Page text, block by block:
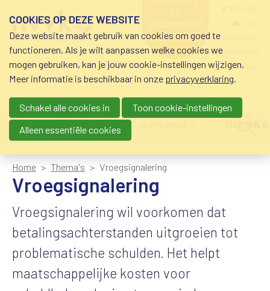
schuldhulp • sociaal
krediet • budgetbeheer •
beschermingsbewind
0800-8115.nl
nvvk-leden
Main navigation
nieuws agenda
Home Thema's Vroegsignalering
Vroegsignalering
Vroegsignalering wil voorkomen dat
betalingsachterstanden uitgroeien tot
problematische schulden. Het helpt
maatschappelijke kosten voor
COOKIES OP DEZE WEBSITE
Deze website maakt gebruik van cookies om goed te
functioneren. Als je wilt aanpassen welke cookies we
mogen gebruiken, kan je jouw cookie-instellingen wijzigen.
Meer informatie is beschikbaar in onze privacyverklaring.
Schakel alle cookies in
Toon cookie-instellingen
Alleen essentiële cookies